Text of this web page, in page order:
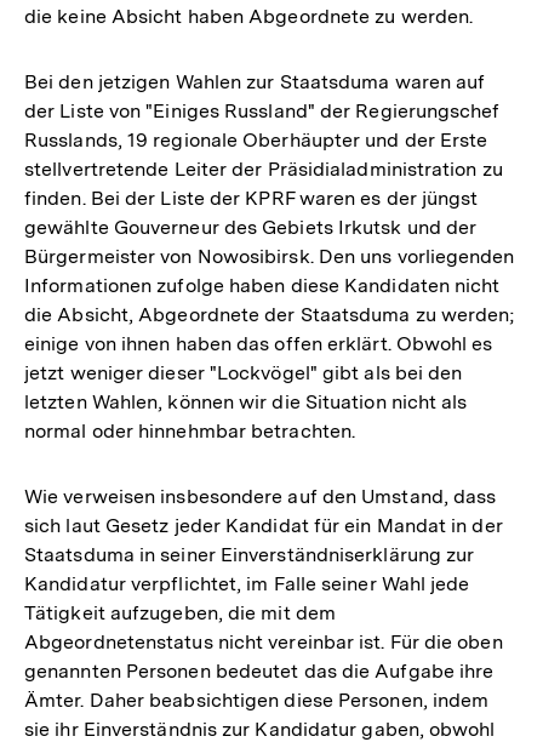
die keine Absicht haben Abgeordnete zu werden.
Bei den jetzigen Wahlen zur Staatsduma waren auf
der Liste von "Einiges Russland" der Regierungschef
Russlands, 19 regionale Oberhäupter und der Erste
stellvertretende Leiter der Präsidialadministration zu
finden. Bei der Liste der KPRF waren es der jüngst
gewählte Gouverneur des Gebiets Irkutsk und der
Bürgermeister von Nowosibirsk. Den uns vorliegenden
Informationen zufolge haben diese Kandidaten nicht
die Absicht, Abgeordnete der Staatsduma zu werden;
einige von ihnen haben das offen erklärt. Obwohl es
jetzt weniger dieser "Lockvögel" gibt als bei den
letzten Wahlen, können wir die Situation nicht als
normal oder hinnehmbar betrachten.
Wie verweisen insbesondere auf den Umstand, dass
sich laut Gesetz jeder Kandidat für ein Mandat in der
Staatsduma in seiner Einverständniserklärung zur
Kandidatur verpflichtet, im Falle seiner Wahl jede
Tätigkeit aufzugeben, die mit dem
Abgeordnetenstatus nicht vereinbar ist. Für die oben
genannten Personen bedeutet das die Aufgabe ihre
Ämter. Daher beabsichtigen diese Personen, indem
sie ihr Einverständnis zur Kandidatur gaben, obwohl